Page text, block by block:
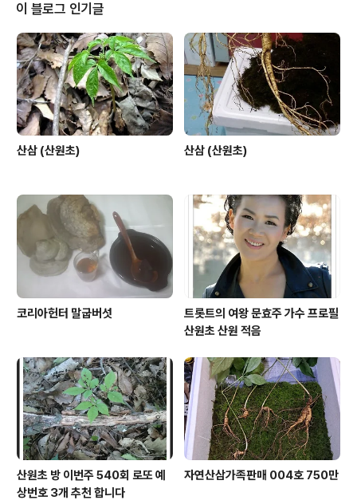
이 블로그 인기글
산삼 (산원초) 산삼 (산원초)
코리아헌터 말굽버섯
트롯트의 여왕 문효주 가수 프로필
산원초 산원 적음
산원초 방 이번주 540회 로또 예
상번호 3개 추천 합니다
자연산삼가족판매 004호 750만